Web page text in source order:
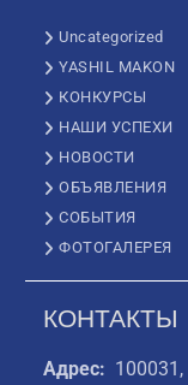
Uncategorized
YASHIL MAKON
КОНКУРСЫ
НАШИ УСПЕХИ
НОВОСТИ
ОБЪЯВЛЕНИЯ
СОБЫТИЯ
ФОТОГАЛЕРЕЯ
КОНТАКТЫ
Адрес: